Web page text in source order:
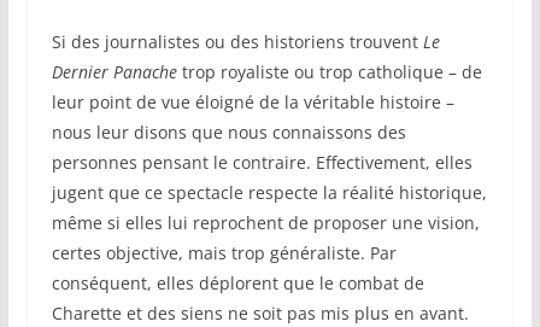
Si des journalistes ou des historiens trouvent Le
Dernier Panachetrop royaliste ou trop catholique – de
leur point de vue éloigné de la véritable histoire –
nous leur disons que nous connaissons des
personnes pensant le contraire. Effectivement, elles
jugent que ce spectacle respecte la réalité historique,
même si elles lui reprochent de proposer une vision,
certes objective, mais trop généraliste. Par
conséquent, elles déplorent que le combat de
Charette et des siens ne soit pas mis plus en avant.